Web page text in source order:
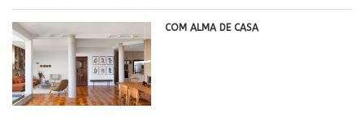
COM ALMA DE CASA